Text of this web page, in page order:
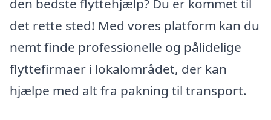
den bedste flyttehjælp? Du er kommet til
det rette sted! Med vores platform kan du
nemt finde professionelle og pålidelige
flyttefirmaer i lokalområdet, der kan
hjælpe med alt fra pakning til transport.